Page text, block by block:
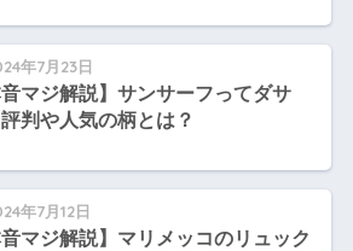
年7月23日
音マジ解説】サンサーフってダサ
判や人気の柄とは？
年7月12日
音マジ解説】マリメッコのリュック